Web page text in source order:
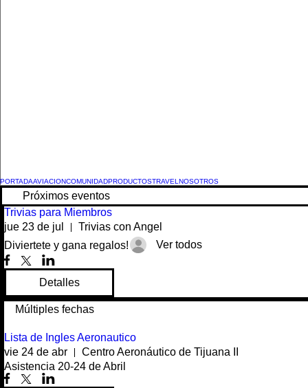
PORTADAAVIACIONCOMUNIDADPRODUCTOSTRAVEL NOSOTROS
Próximos eventos
Trivias para Miembros
jue 23 de jul
Trivias con Angel
Diviertete y gana regalos!
Ver todos
Detalles
Múltiples fechas
Lista de Ingles Aeronautico
vie 24 de abr
Centro Aeronáutico de Tijuana II
Asistencia 20-24 de Abril